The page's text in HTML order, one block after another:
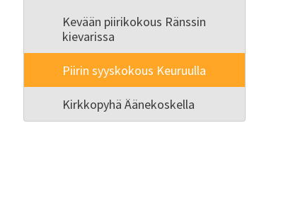
Kevään piirikokous Ränssin
kievarissa
Piirin syyskokous Keuruulla
Kirkkopyhä Äänekoskella